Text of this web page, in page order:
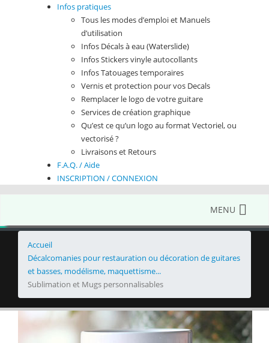
Infos pratiques
Tous les modes d’emploi et Manuels
d’utilisation
Infos Décals à eau (Waterslide)
Infos Stickers vinyle autocollants
Infos Tatouages temporaires
Vernis et protection pour vos Decals
Remplacer le logo de votre guitare
Services de création graphique
Qu’est ce qu’un logo au format Vectoriel, ou
vectorisé ?
Livraisons et Retours
F.A.Q. / Aide
INSCRIPTION / CONNEXION
MENU
Accueil
Décalcomanies pour restauration ou décoration de guitares
et basses, modélisme, maquettisme...
Sublimation et Mugs personnalisables